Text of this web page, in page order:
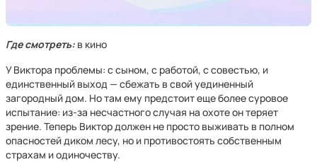
Где смотреть: в кино
У Виктора проблемы: с сыном, с работой, с совестью, и
единственный выход — сбежать в свой уединенный
загородный дом. Но там ему предстоит еще более суровое
испытание: из-за несчастного случая на охоте он теряет
зрение. Теперь Виктор должен не просто выживать в полном
опасностей диком лесу, но и противостоять собственным
страхам и одиночеству.